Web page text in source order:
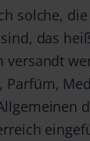
solche,
das
versandt
Parfüm,